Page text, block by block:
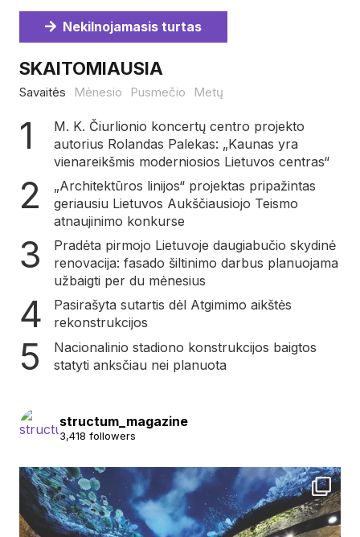
Nekilnojamasis turtas
SKAITOMIAUSIA
Savaitės Mėnesio Pusmečio Metų
M. K. Čiurlionio koncertų centro projekto
autorius Rolandas Palekas: „Kaunas yra
vienareikšmis moderniosios Lietuvos centras“
„Architektūros linijos“ projektas pripažintas
geriausiu Lietuvos Aukščiausiojo Teismo
atnaujinimo konkurse
Pradėta pirmojo Lietuvoje daugiabučio skydinė
renovacija: fasado šiltinimo darbus planuojama
užbaigti per du mėnesius
Pasirašyta sutartis dėl Atgimimo aikštės
rekonstrukcijos
Nacionalinio stadiono konstrukcijos baigtos
statyti anksčiau nei planuota
structum_magazine
3,418 followers